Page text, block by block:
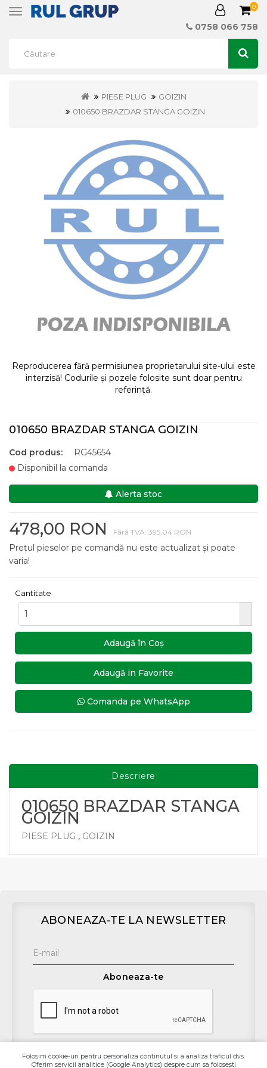
Toggle
0
0758 066 758
PIESE PLUG
GOIZIN
010650 BRAZDAR STANGA GOIZIN
Reproducerea fără permisiunea proprietarului site-ului este
interzisă! Codurile și pozele folosite sunt doar pentru
referință.
010650 BRAZDAR STANGA GOIZIN
Cod produs:
RG45654
Disponibil la comanda
Alerta stoc
478,00 RON Fără TVA: 395,04 RON
Prețul pieselor pe comandă nu este actualizat și poate
varia!
Cantitate
Adaugă în Coş
Adaugă in Favorite
Comanda pe WhatsApp
Descriere
010650 BRAZDAR STANGA
GOIZIN
PIESE PLUG , GOIZIN
ABONEAZA-TE LA NEWSLETTER
Aboneaza-te
Folosim cookie-uri pentru personaliza continutul si a analiza traficul dvs.
Oferim servicii analitice (Google Analytics) despre cum sa folosesti